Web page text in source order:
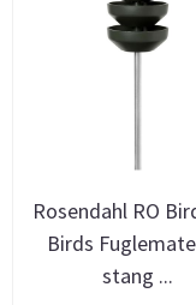
Rosendahl RO
Birds
stang ...